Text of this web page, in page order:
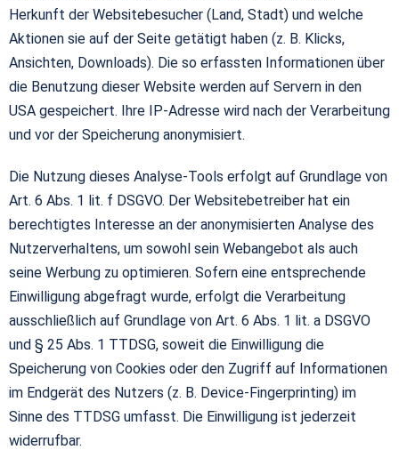
Herkunft der Websitebesucher (Land, Stadt) und welche
Aktionen sie auf der Seite getätigt haben (z. B. Klicks,
Ansichten, Downloads). Die so erfassten Informationen über
die Benutzung dieser Website werden auf Servern in den
USA gespeichert. Ihre IP-Adresse wird nach der Verarbeitung
und vor der Speicherung anonymisiert.
Die Nutzung dieses Analyse-Tools erfolgt auf Grundlage von
Art. 6 Abs. 1 lit. f DSGVO. Der Websitebetreiber hat ein
berechtigtes Interesse an der anonymisierten Analyse des
Nutzerverhaltens, um sowohl sein Webangebot als auch
seine Werbung zu optimieren. Sofern eine entsprechende
Einwilligung abgefragt wurde, erfolgt die Verarbeitung
ausschließlich auf Grundlage von Art. 6 Abs. 1 lit. a DSGVO
und § 25 Abs. 1 TTDSG, soweit die Einwilligung die
Speicherung von Cookies oder den Zugriff auf Informationen
im Endgerät des Nutzers (z. B. Device-Fingerprinting) im
Sinne des TTDSG umfasst. Die Einwilligung ist jederzeit
widerrufbar.